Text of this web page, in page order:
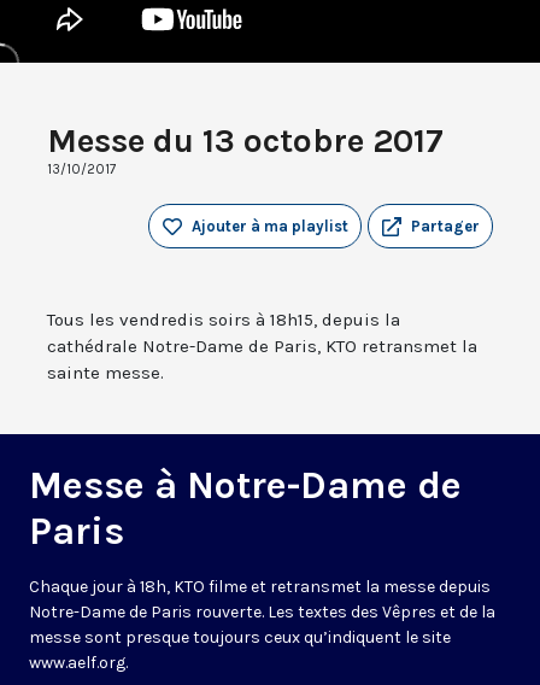
Messe du 13 octobre 2017
13/10/2017
Partager
Ajouter à ma playlist
Tous les vendredis soirs à 18h15, depuis la
cathédrale Notre-Dame de Paris, KTO retransmet la
sainte messe.
Messe à Notre-Dame de
Paris
Chaque jour à 18h, KTO filme et retransmet la messe depuis
Notre-Dame de Paris rouverte. Les textes des Vêpres et de la
messe sont presque toujours ceux qu’indiquent le site
www.aelf.org.